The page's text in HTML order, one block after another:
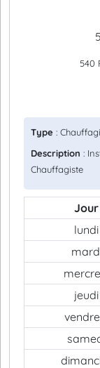
540
Type :
Description :
Chauffagiste
Jour
lundi
jeudi